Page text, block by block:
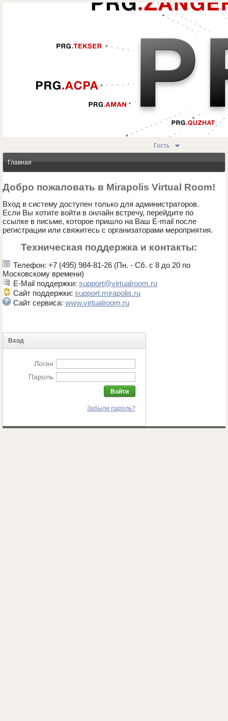
Гость
Главная
Добро пожаловать в Mirapolis Virtual Room!
Вход в систему доступен только для администраторов.
Если Вы хотите войти в онлайн встречу, перейдите по
ссылке в письме, которое пришло на Ваш E-mail после
регистрации или свяжитесь с организаторами мероприятия.
Техническая поддержка и контакты:
Телефон: +7 (495) 984-81-26 (Пн. - Сб. с 8 до 20 по
Московскому времени)
E-Mail поддержки: support@virtualroom.ru
Сайт поддержки: support.mirapolis.ru
Сайт сервиса: www.virtualroom.ru
Вход